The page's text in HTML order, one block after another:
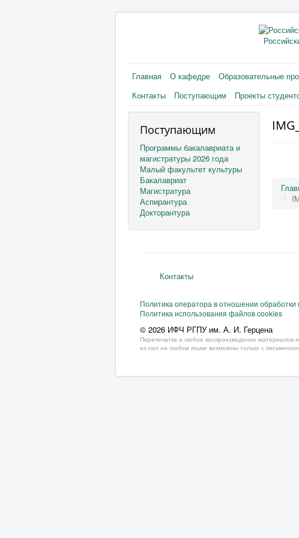
Главная О кафедре Образовательные
Контакты
Поступающим Проекты
Поступающим
Программы бакалавриата и
магистратуры 2026 года
Малый факультет культуры
Бакалавриат
Магистратура
Аспирантура
Докторантура
Контакты
Политика оператора в отношении
Политика использования файлов cookies
© 2026 ИФЧ РГПУ им. А. И. Герцена
Перепечатка и любое воспроизведение материалов
из них на любом языке возможны только с